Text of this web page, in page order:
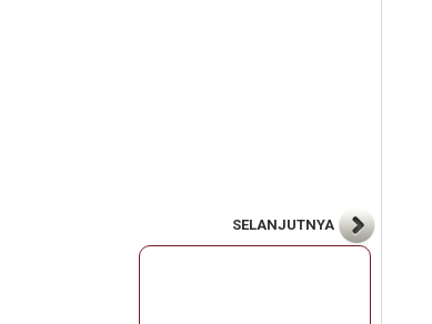
SELANJUTNYA